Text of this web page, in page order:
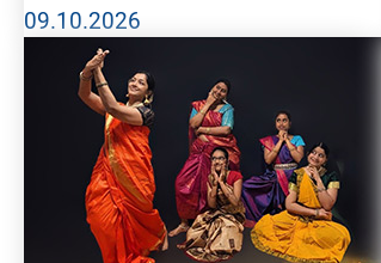
09.10.2026